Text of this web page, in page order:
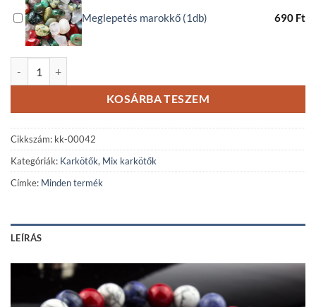
Meglepetés marokkő (1db) 690 Ft
KOSÁRBA TESZEM
Cikkszám: kk-00042
Kategóriák: Karkötők, Mix karkötők
Címke: Minden termék
LEÍRÁS